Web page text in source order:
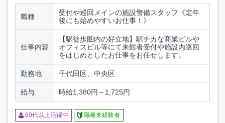
職種
受付や巡回メインの施設警備スタッフ《定年
後にも始めやすいお仕事！》
仕事内容
【駅徒歩圏内の好立地】駅チカな商業ビルや
オフィスビル等にて来館者受付や施設内巡回
をはじめとしたお仕事をお任せします。
勤務地 千代田区、中央区
給与 時給1,380円～1,725円
60代以上活躍中 職種未経験者